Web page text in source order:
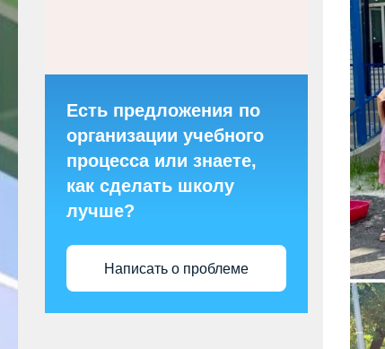
Есть предложения по
организации учебного
процесса или знаете,
как сделать школу
лучше?
Написать о проблеме